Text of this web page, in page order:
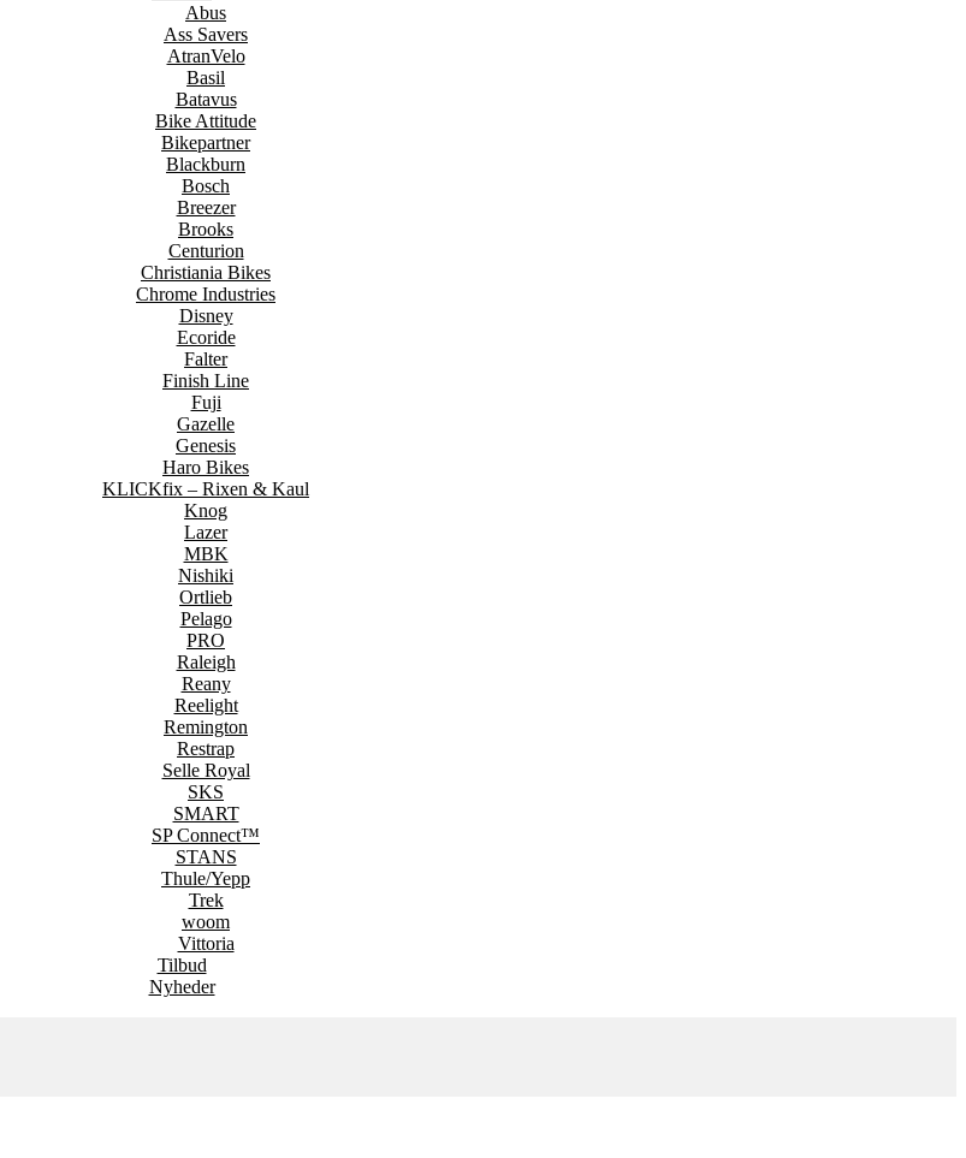
Abus
Ass Savers
AtranVelo
Basil
Batavus
Bike Attitude
Bikepartner
Blackburn
Bosch
Breezer
Brooks
Centurion
Christiania Bikes
Chrome Industries
Disney
Ecoride
Falter
Finish Line
Fuji
Gazelle
Genesis
Haro Bikes
KLICKfix – Rixen & Kaul
Knog
Lazer
MBK
Nishiki
Ortlieb
Pelago
PRO
Raleigh
Reany
Reelight
Remington
Restrap
Selle Royal
SKS
SMART
SP Connect™
STANS
Thule/Yepp
Trek
woom
Vittoria
Tilbud
Nyheder